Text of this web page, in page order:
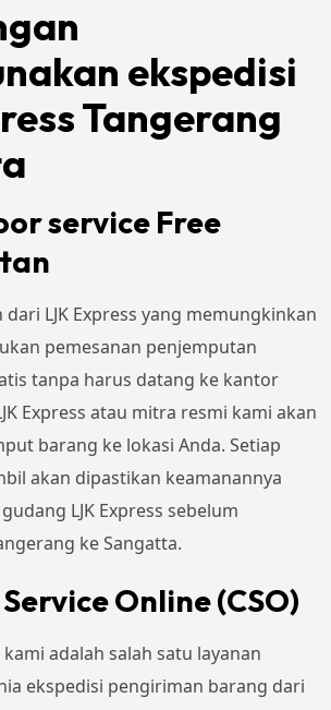
ekspedisi
Tangerang
service Free
LJK Express yang memungkinkan
pemesanan penjemputan
tanpa harus datang ke kantor
Express atau mitra resmi kami akan
barang ke lokasi Anda. Setiap
akan dipastikan keamanannya
LJK Express sebelum
ke Sangatta.
Online (CSO)
adalah salah satu layanan
ekspedisi pengiriman barang dari